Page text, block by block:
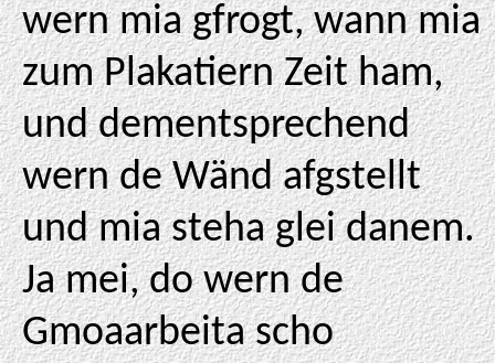
wern mia gfrogt, wann mia
zum Plakatiern Zeit ham,
und dementsprechend
wern de Wänd afgstellt
und mia steha glei danem.
Ja mei, do wern de
Gmoaarbeita scho